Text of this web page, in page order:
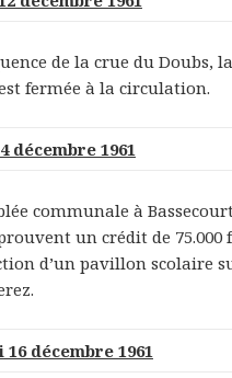
de la crue du Doubs,
fermée à la circulation.
décembre 1961
communale à
un crédit de 75.000
d’un pavillon scolaire
16 décembre 1961